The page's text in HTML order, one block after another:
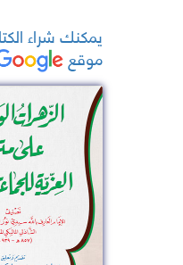
يمكنك شراء
موقع